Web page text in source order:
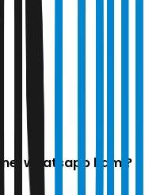
whatsapp kami?